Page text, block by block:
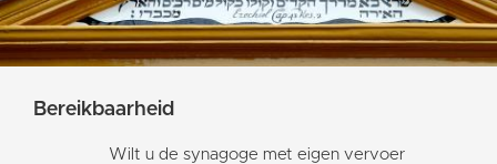
Bereikbaarheid
Wilt u de synagoge met eigen vervoer